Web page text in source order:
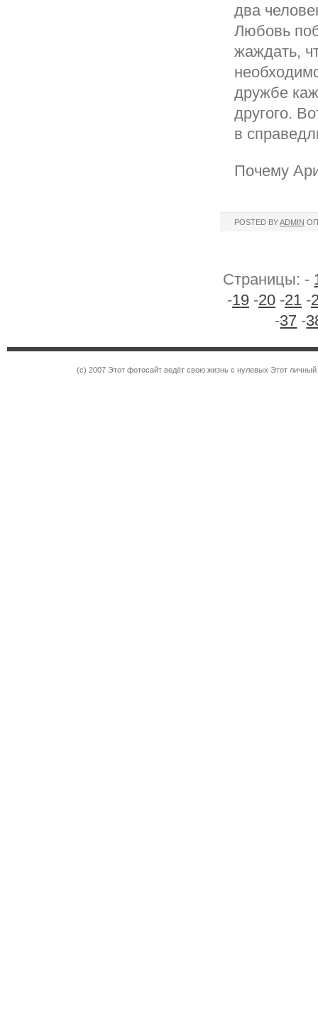
два
Любовь
жаждать,
дружбе
другого.
в
Почему
POSTED BYADMIN
Страницы: -
-19 -20 -21 -
-37 -
(c) 2007 Этот фотосайт ведёт свою жизнь с нулевых Этот